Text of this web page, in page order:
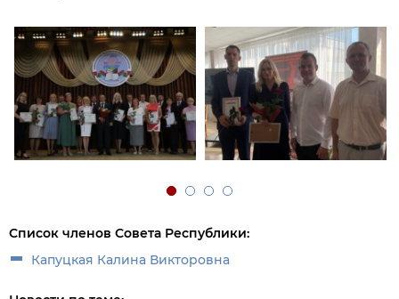
Список членов Совета Республики:
Капуцкая Калина Викторовна